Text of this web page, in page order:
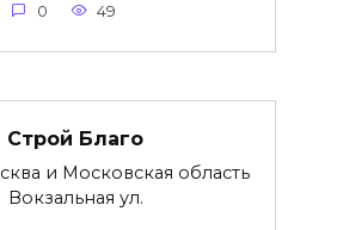
0 49
Строй Благо
и Московская область
Вокзальная ул.